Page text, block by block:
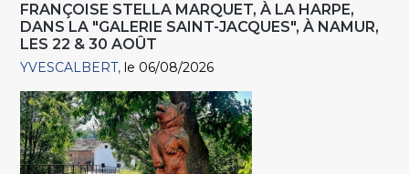
FRANÇOISE STELLA MARQUET, À LA HARPE,
DANS LA "GALERIE SAINT-JACQUES", À NAMUR,
LES 22 & 30 AOÛT
YVESCALBERT le 06/08/2026